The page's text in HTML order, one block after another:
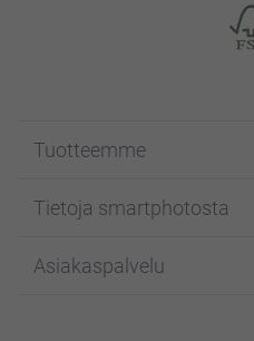
Tuotteemme
Kuvakortit
Kuvakirjat
Tietoja smartphotosta
Affiliate ohjelma
Asiakaspalvelu